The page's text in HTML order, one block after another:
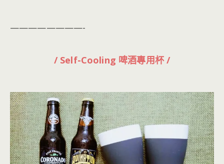
————————-
/ Self-Cooling 啤酒專用杯 /